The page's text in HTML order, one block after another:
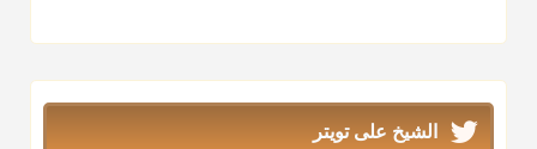
الشيخ على تويتر